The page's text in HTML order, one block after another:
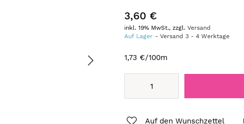
3,60 €
inkl. 19% MwSt., zzgl.Versand
Auf Lager
Versand3 -4 Werktage
1,73 €/100m
Auf den Wunschzettel